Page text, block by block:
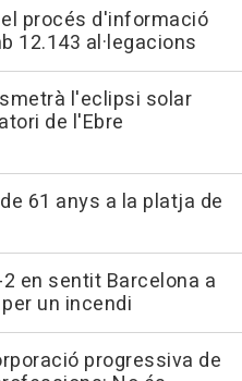
procés d'informació
12.143 al·legacions
l'eclipsi solar
de l'Ebre
61 anys a la platja de
en sentit Barcelona a
un incendi
progressiva de